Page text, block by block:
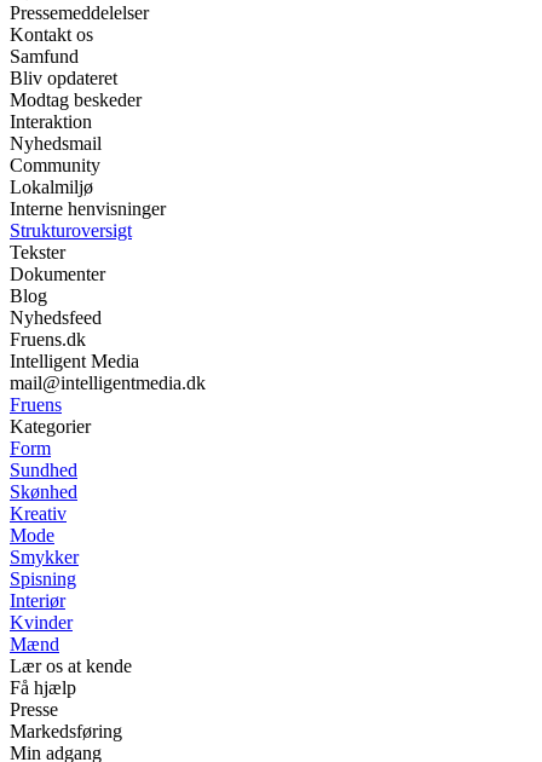
Pressemeddelelser
Kontakt os
Samfund
Bliv opdateret
Modtag beskeder
Interaktion
Nyhedsmail
Community
Lokalmiljø
Interne henvisninger
Strukturoversigt
Tekster
Dokumenter
Blog
Nyhedsfeed
Fruens.dk
Intelligent Media
mail@intelligentmedia.dk
Fruens
Kategorier
Form
Sundhed
Skønhed
Kreativ
Mode
Smykker
Spisning
Interiør
Kvinder
Mænd
Lær os at kende
Få hjælp
Presse
Markedsføring
Min adgang